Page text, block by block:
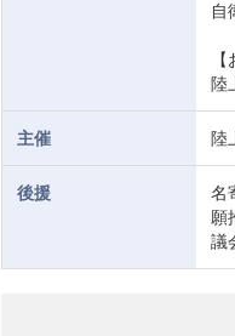
自
陸
主催 陸
後援
名
願
議